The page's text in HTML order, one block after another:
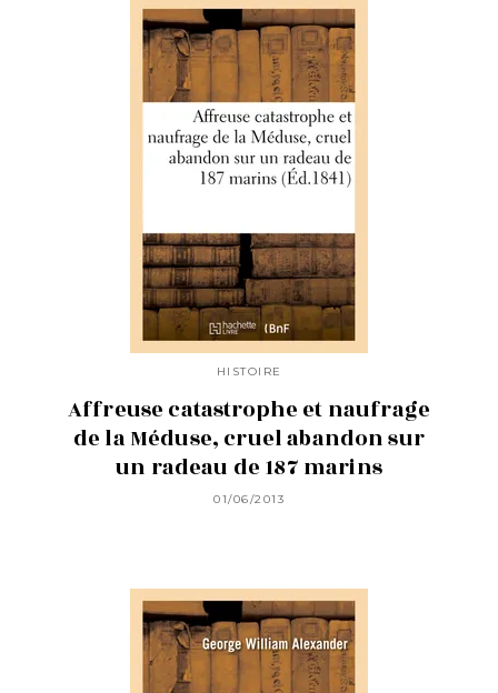
HISTOIRE
Affreuse catastrophe et naufrage
de la Méduse, cruel abandon sur
un radeau de 187 marins
01/06/2013